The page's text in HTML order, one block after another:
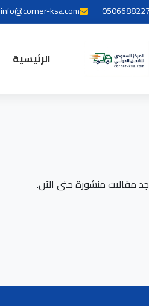
0506688227
info@corner-ksa.com
الرئيسية
مقالات منشورة حتى الآن.